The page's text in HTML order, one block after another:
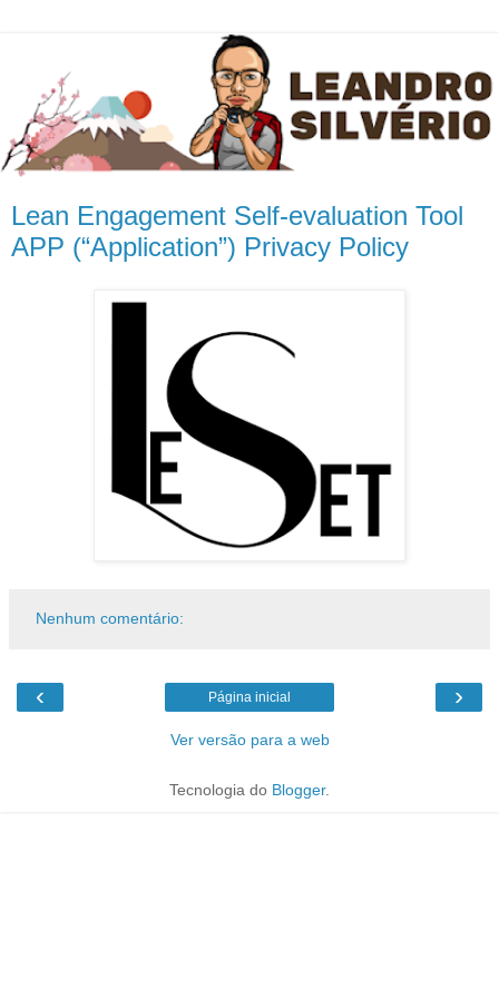
Lean Engagement Self-evaluation Tool
APP (“Application”) Privacy Policy
Nenhum comentário:
‹ ›
Página inicial
Ver versão para a web
Tecnologia do Blogger.